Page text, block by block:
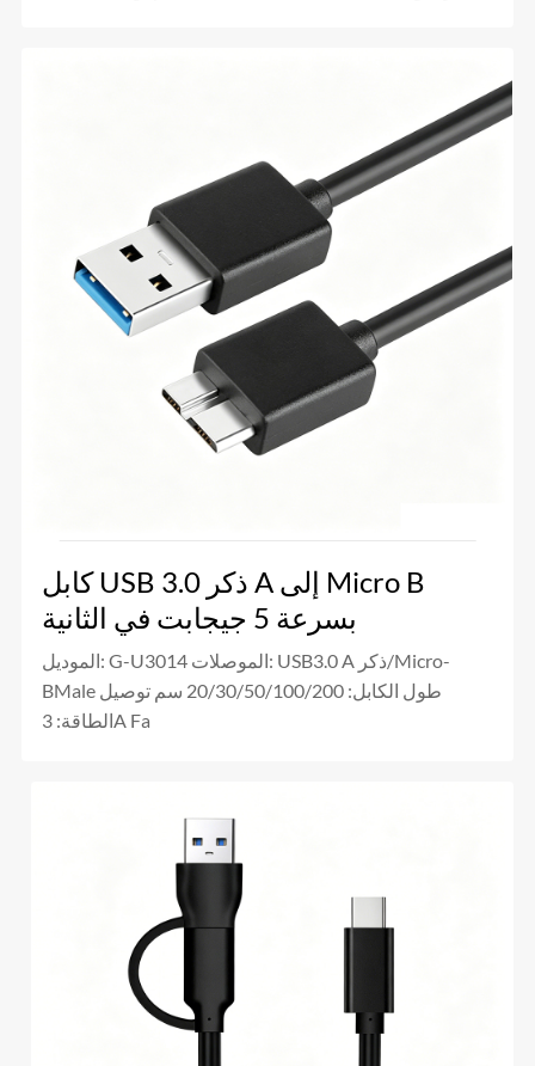
كابل USB 3.0 ذكر A إلى Micro B
بسرعة 5 جيجابت في الثانية
الموديل: G-U3014 الموصلات: USB3.0 A ذكر/Micro-
BMale طول الكابل: 20/30/50/100/200 سم توصيل
الطاقة: 3A Fa